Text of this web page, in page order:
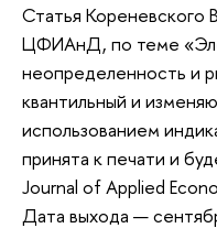
Статья Кореневского
ЦФИАнД, по теме
неопределенность и
квантильный и
использованием
принята к печати и
Journal of Applied
Дата выхода —